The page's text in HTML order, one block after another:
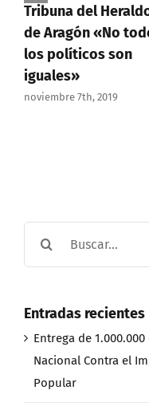
Tribuna del
de Aragón «No
los políticos son
iguales»
noviembre 7th, 2019
Entradas recientes
Entrega de
Nacional Contra el
Popular